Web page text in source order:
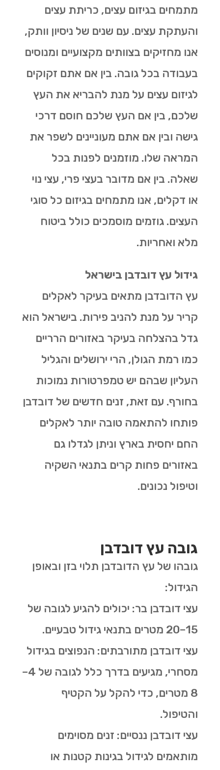
מתמחים בגיזום עצים, כריתת עצים
והעתקת עצים. עם שנים של ניסיון וותק,
אנו מחזיקים בצוותים מקצועיים ומנוסים
בעבודה בכל גובה. בין אם אתם זקוקים
לגיזום עצים על מנת להבריא את העץ
שלכם, בין אם העץ שלכם חוסם דרכי
גישה ובין אם אתם מעוניינים לשפר את
המראה שלו. מוזמנים לפנות בכל
שאלה. בין אם מדובר בעצי פרי, עצי נוי
או דקלים, אנו מתמחים בגיזום כל סוגי
העצים. גוזמים מוסמכים כולל ביטוח
מלא ואחריות.
גידול עץ דובדבן בישראל
עץ הדובדבן מתאים בעיקר לאקלים
קריר על מנת להניב פירות. בישראל הוא
גדל בהצלחה בעיקר באזורים הרריים
כמו רמת הגולן, הרי ירושלים והגליל
העליון שבהם יש טמפרטורות נמוכות
בחורף. עם זאת, זנים חדשים של דובדבן
פותחו להתאמה טובה יותר לאקלים
החם יחסית בארץ וניתן לגדלו גם
באזורים פחות קרים בתנאי השקיה
וטיפול נכונים.
גובה עץ דובדבן
גובהו של עץ הדובדבן תלוי בזן ובאופן
הגידול:
עצי דובדבן בר: יכולים להגיע לגובה של
15–20
מטרים בתנאי גידול טבעיים.
עצי דובדבן מתורבתים: הנפוצים בגידול
מסחרי, מגיעים בדרך כלל לגובה של
4–
8 מטרים, כדי להקל על הקטיף
והטיפול.
עצי דובדבן ננסיים: זנים מסוימים
מותאמים לגידול בגינות קטנות או